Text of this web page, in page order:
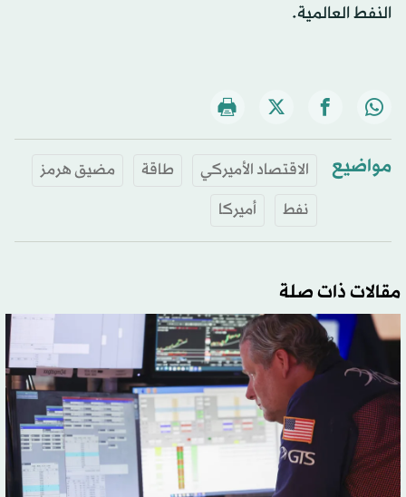
النفط العالمية.
مواضيع الاقتصاد الأميركي طاقة
مضيق هرمز
نفط
أميركا
مقالات ذات صلة